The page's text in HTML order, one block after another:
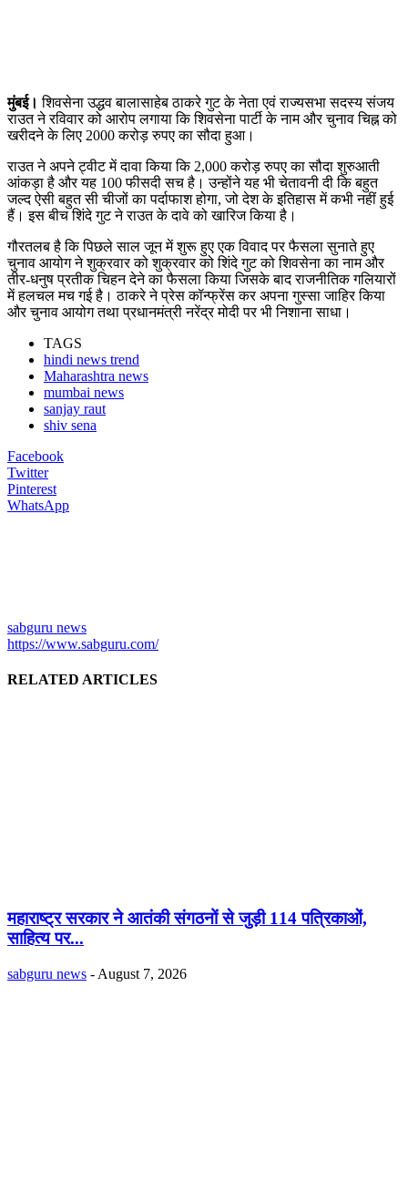
मुंबई। शिवसेना उद्धव बालासाहेब ठाकरे गुट के नेता एवं राज्यसभा सदस्य संजय
राउत ने रविवार को आरोप लगाया कि शिवसेना पार्टी के नाम और चुनाव चिह्न को
खरीदने के लिए 2000 करोड़ रुपए का सौदा हुआ।
राउत ने अपने ट्वीट में दावा किया कि 2,000 करोड़ रुपए का सौदा शुरुआती
आंकड़ा है और यह 100 फीसदी सच है। उन्होंने यह भी चेतावनी दी कि बहुत
जल्द ऐसी बहुत सी चीजों का पर्दाफाश होगा, जो देश के इतिहास में कभी नहीं हुई
हैं। इस बीच शिंदे गुट ने राउत के दावे को खारिज किया है।
गौरतलब है कि पिछले साल जून में शुरू हुए एक विवाद पर फैसला सुनाते हुए
चुनाव आयोग ने शुक्रवार को शुक्रवार को शिंदे गुट को शिवसेना का नाम और
तीर-धनुष प्रतीक चिहन देने का फैसला किया जिसके बाद राजनीतिक गलियारों
में हलचल मच गई है। ठाकरे ने प्रेस कॉन्फ्रेंस कर अपना गुस्सा जाहिर किया
और चुनाव आयोग तथा प्रधानमंत्री नरेंद्र मोदी पर भी निशाना साधा।
TAGS
hindi news trend
Maharashtra news
mumbai news
sanjay raut
shiv sena
Facebook
Twitter
Pinterest
WhatsApp
sabguru news
https://www.sabguru.com/
RELATED ARTICLES
महाराष्ट्र सरकार ने आतंकी संगठनों से जुड़ी 114 पत्रिकाओं,
साहित्य पर...
sabguru news - August 7, 2026